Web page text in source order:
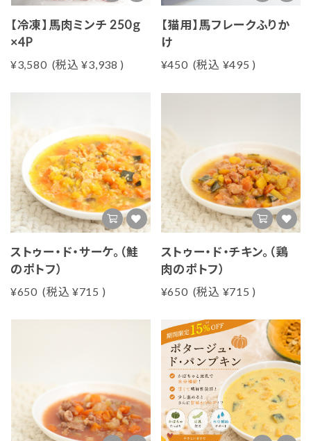
【冷凍】馬肉ミンチ 250ｇ
×4P
¥3,580 (税込 ¥3,938 )
【猫用】馬フレークふりか
け
¥450 (税込 ¥495 )
ストゥー・ド・サーケ。（鮭
のポトフ）
¥650 (税込 ¥715 )
ストゥー・ド・チキン。（鶏
肉のポトフ）
¥650 (税込 ¥715 )